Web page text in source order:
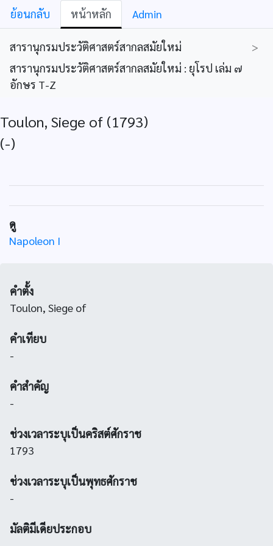
ย้อนกลับ หน้าหลัก Admin
สารานุกรมประวัติศาสตร์สากลสมัยใหม่
>
สารานุกรมประวัติศาสตร์สากลสมัยใหม่ : ยุโรป เล่ม ๗
อักษร T-Z
Toulon, Siege of (1793)
(-)
ดู
Napoleon I
คำตั้ง
Toulon, Siege of
คำเทียบ
-
คำสำคัญ
-
ช่วงเวลาระบุเป็นคริสต์ศักราช
1793
ช่วงเวลาระบุเป็นพุทธศักราช
-
มัลติมีเดียประกอบ